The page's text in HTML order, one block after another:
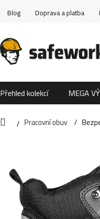
Blog Doprava a platba
Přehled kolekcí MEGA
DomůPracovní obuv